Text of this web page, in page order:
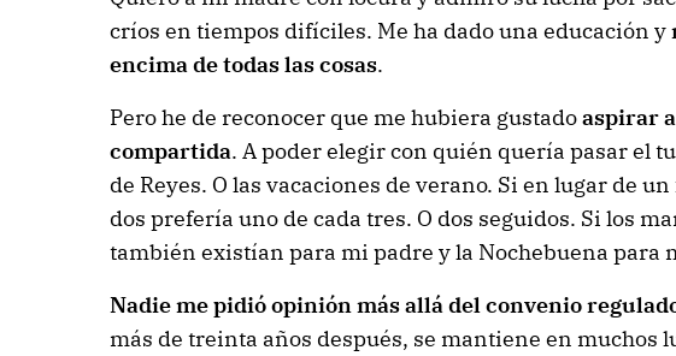
críos en tiempos difíciles. Me ha dado una educación y
encima de todas las cosas.
Pero he de reconocer que me hubiera gustadoaspirar
compartida. A poder elegir con quién quería pasar el
de Reyes. O las vacaciones de verano. Si en lugar de
dos prefería uno de cada tres. O dos seguidos. Si los
también existían para mi padre y la Nochebuena para
Nadie me pidió opinión más allá del convenio
más de treinta años después, se mantiene en muchos